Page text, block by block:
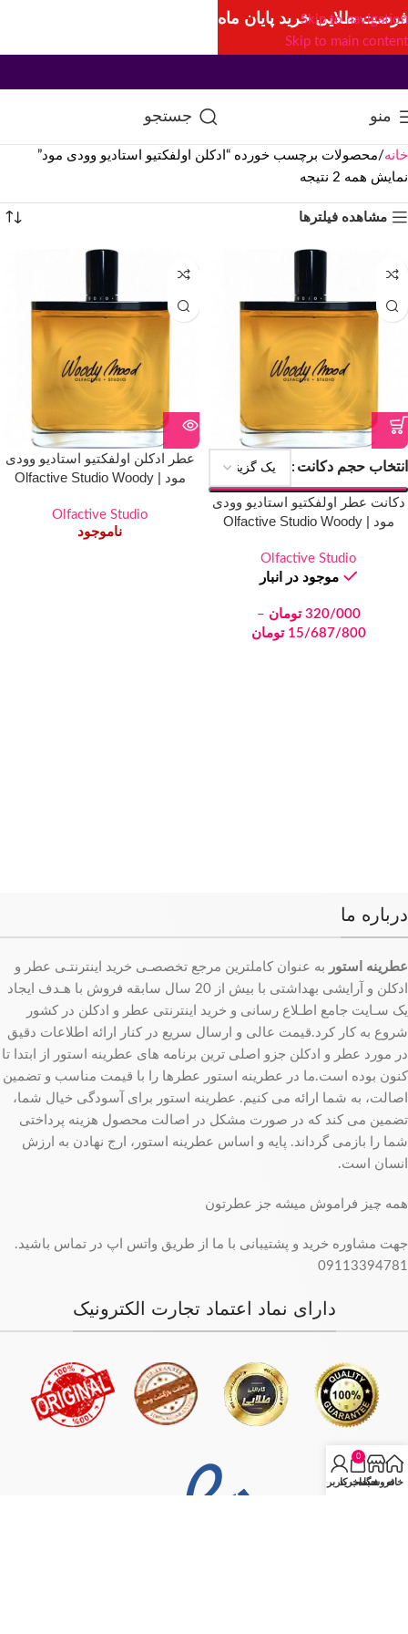
Skip to navigation
Skip to main content
منو جستجو
خانه محصولات برچسب خورده “ادکلن اولفکتیو استادیو وودی مود”
نمایش همه 2 نتیجه
مشاهده فیلترها
انتخاب حجم دکانت
دکانت عطر اولفکتیو استادیو وودی
مود | Olfactive Studio Woody
Olfactive Studio
موجود در انبار
320/000 تومان –
15/687/800 تومان
عطر ادکلن اولفکتیو استادیو وودی
مود | Olfactive Studio Woody
Olfactive Studio
ناموجود
درباره ما
عطرینه استور به عنوان کاملترین مرجع تخصصـی خرید اینترنتـی عطر و
ادکلن و آرایشی بهداشتی با بیش از 20 سال سابقه فروش با هـدف ایجاد
یک سـایت جامع اطـلاع رسانی و خرید اینترنتی عطر و ادکلن در کشور
شروع به کار کرد.قیمت عالی و ارسال سریع در کنار ارائه اطلاعات دقیق
در مورد عطر و ادکلن جزو اصلی ترین برنامه های عطرینه استور از ابتدا تا
کنون بوده است.ما در عطرینه استور عطرها را با قیمت مناسب و تضمین
اصالت، به شما ارائه می کنیم. عطرینه استور برای آسودگی خیال شما،
تضمین می کند که در صورت مشکل در اصالت محصول هزینه پرداختی
شما را بازمی گرداند. پایه و اساس عطرینه استور، ارج نهادن به ارزش
انسان است.
همه چیز فراموش میشه جز عطرتون
جهت مشاوره خرید و پشتیبانی با ما از طریق واتس اپ در تماس باشید.
09113394781
دارای نماد اعتماد تجارت الکترونیک
فرصت طلایی خرید پایان ماه
خانهفروشگاه
0
سبد خرید
حساب کاربری من